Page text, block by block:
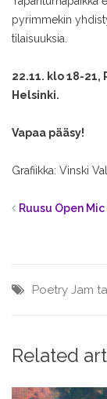
pyrimmekin
tilaisuuksia.
22.11. klo 18-21,
Helsinki.
Vapaa pääsy!
Grafiikka: Vinski
Ruusu Open
Poetry Jam
Related